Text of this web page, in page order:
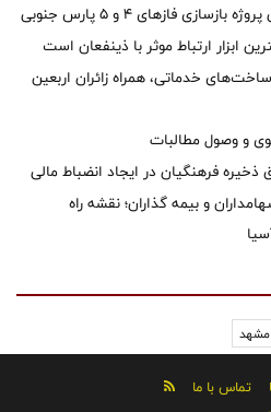
فازهای ۴ و ۵ پارس جنوبی
ابزار ارتباط موثر با ذینفعان است
خدماتی، همراه زائران اربعین
و وصول مطالبات
فرهنگیان در ایجاد انضباط مالی
و بیمه گذاران؛ نقشه راه
مشهد
تماس با ما